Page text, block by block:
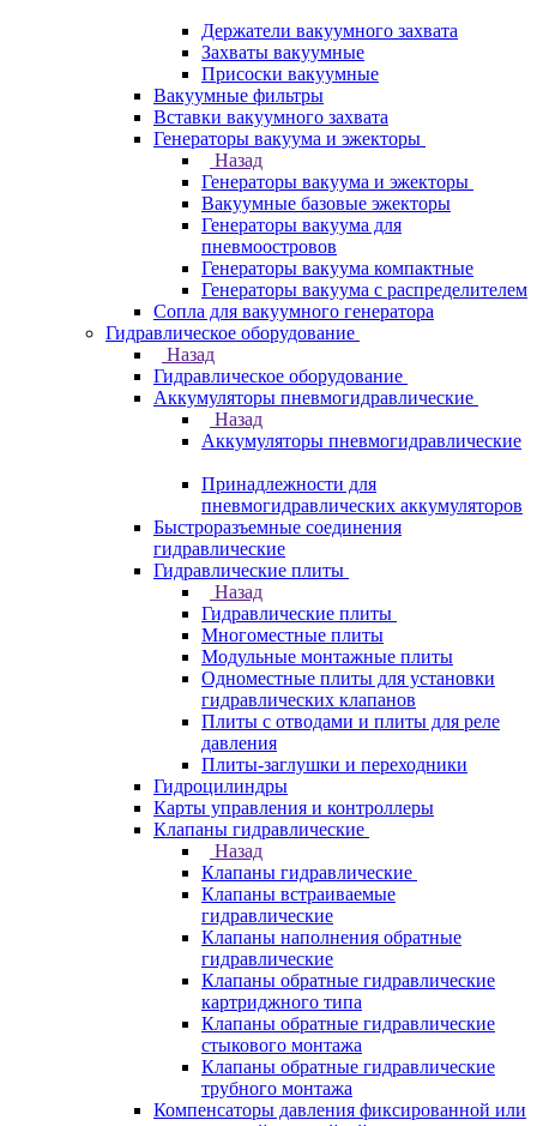
Держатели вакуумного захвата
Захваты вакуумные
Присоски вакуумные
Вакуумные фильтры
Вставки вакуумного захвата
Генераторы вакуума и эжекторы
Назад
Генераторы вакуума и эжекторы
Вакуумные базовые эжекторы
Генераторы вакуума для
пневмоостровов
Генераторы вакуума компактные
Генераторы вакуума с распределителем
Сопла для вакуумного генератора
Гидравлическое оборудование
Назад
Гидравлическое оборудование
Аккумуляторы пневмогидравлические
Назад
Аккумуляторы пневмогидравлические
Принадлежности для
пневмогидравлических аккумуляторов
Быстроразъемные соединения
гидравлические
Гидравлические плиты
Назад
Гидравлические плиты
Многоместные плиты
Модульные монтажные плиты
Одноместные плиты для установки
гидравлических клапанов
Плиты с отводами и плиты для реле
давления
Плиты-заглушки и переходники
Гидроцилиндры
Карты управления и контроллеры
Клапаны гидравлические
Назад
Клапаны гидравлические
Клапаны встраиваемые
гидравлические
Клапаны наполнения обратные
гидравлические
Клапаны обратные гидравлические
картриджного типа
Клапаны обратные гидравлические
стыкового монтажа
Клапаны обратные гидравлические
трубного монтажа
Компенсаторы давления фиксированной или